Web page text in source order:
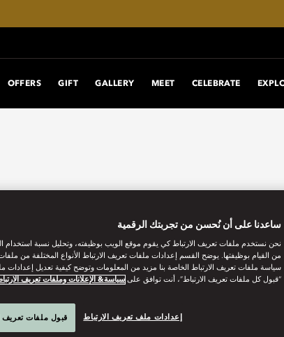
CELEBRATE
MEET
GALLERY
GIFT
OFFERS
ساعدنا على أن نُحسن من تجربتك الرقمية
نحن نستخدم ملفات تعريف الارتباط كي يقوم موقع الويب بوظيفته، وتحليل نسبة استخدام
من القيام بوظيفتها. يوضح القسم إعدادات ملفات تعريف الارتباط الأنواع المختلفة من
سياسة ملفات تعريف الارتباط الخاصة بنا مزيد من المعلومات وتوضح كيفية تعديل إعدادات
“قبول كل ملفات تعريف الارتباط”، أنت توافق على سياسة& الإعلانات وملفات تعريف
إعدادات ملف تعريف الارتباط قبول ملفات تعريف